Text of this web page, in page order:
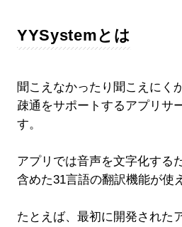
YYSystemとは
聞こえなかったり聞こえにく
疎通をサポートするアプリサ
す。
アプリでは音声を文字化する
含めた31言語の翻訳機能が使
たとえば、最初に開発された